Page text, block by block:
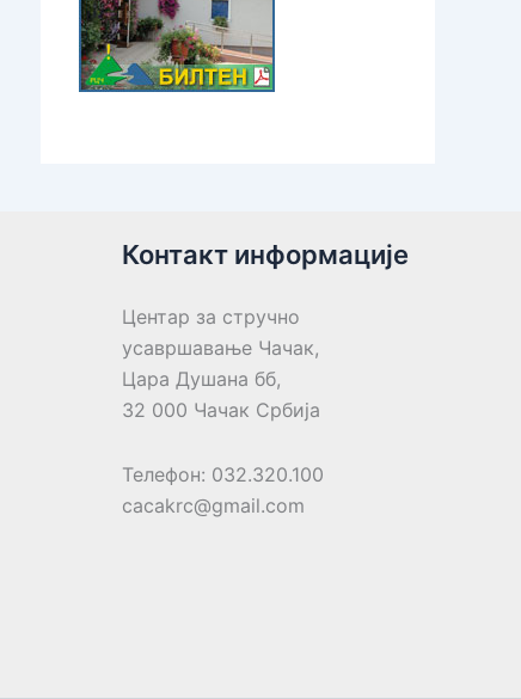
Контакт информације
Центар за стручно
усавршавање Чачак,
Цара Душана бб,
32 000 Чачак Србија
Телефон: 032.320.100
cacakrc@gmail.com